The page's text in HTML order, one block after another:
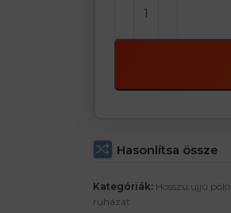
Hasonlítsa össze
Kategóriák: Hosszú ujjú
ruházat